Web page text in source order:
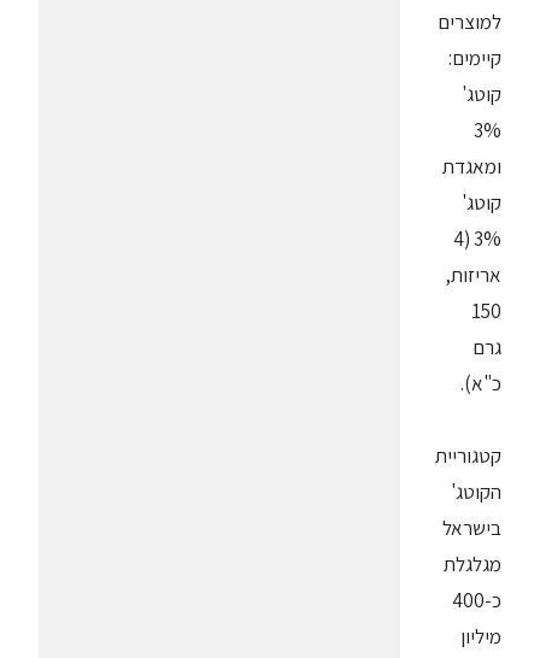
למוצרים
קיימים:
קוטג'
3%
ומאגדת
קוטג'
3% (4
אריזות,
150
גרם
כ"א).
קטגוריית
הקוטג'
בישראל
מגלגלת
כ-400
מיליון